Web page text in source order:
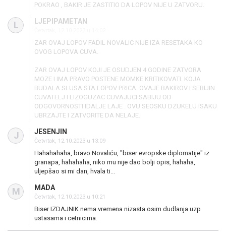
POKRAO , BAKIR JE ZASTITIO DA LOPOV NIJE U ZATVORU.
L LJEPIPAMETAN
ZAR OVAJ LOPOV FADIL NOVALIC NIJE IZA RESETAKA KO
OVOG LOPOVA CUVA.
ZAR OVAJ LOPOV KOJI JE OSUDJEN 4 GODINE ZATVORA
MOZE I IMA PRAVO POSTENE MOMKE KRITIKOVATI. KOJA
BUDALA SLUSA STA LOPOV PRICA. OVAJE BAKIROV I SEBIJIN
CUVATELJ I LIZOGUZAC CUVAJUCI SABIJU OD
ODGOVORNOSTI IDALJE LAJE . OVU SEOSKU DZUKELU ISAKU
UBRZAJTE I ZATVORITE DA NELAJE.
J JESENJIN
Četvrtak, 12.10.2023 u 13:09
Hahahahaha, bravo Novaliću, "biser evropske diplomatije" iz
granapa, hahahaha, niko mu nije dao bolji opis, hahaha,
uljepšao si mi dan, hvala ti...
M MADA
Četvrtak, 12.10.2023 u 10:21
Biser IZDAJNIK nema vremena nizasta osim dudlanja uzp
ustasama i cetnicima.